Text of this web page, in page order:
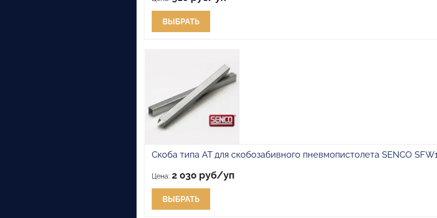
ВЫБРАТЬ
Скоба типа AT для скобозабивного пневмопистолета SENCO
Цена: 2 030 руб/уп
ВЫБРАТЬ